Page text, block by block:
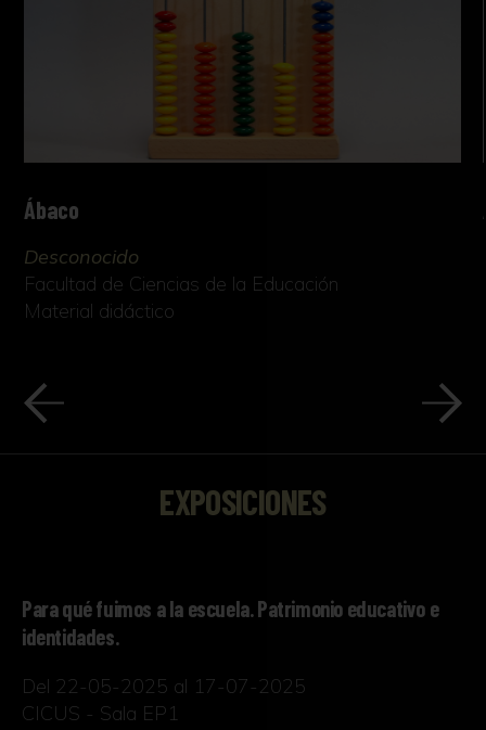
Ábaco
Desconocido
Facultad de Ciencias de la Educación
Material didáctico
EXPOSICIONES
Para qué fuimos a la escuela. Patrimonio educativo e
identidades.
Del 22-05-2025 al 17-07-2025
CICUS - Sala EP1